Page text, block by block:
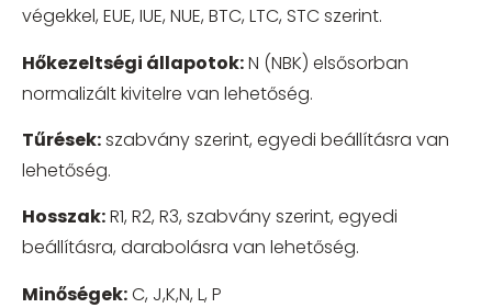
végekkel, EUE, IUE, NUE, BTC, LTC, STC szerint.
Hőkezeltségi állapotok:N (NBK) elsősorban
normalizált kivitelre van lehetőség.
Tűrések:szabvány szerint, egyedi beállításra van
lehetőség.
Hosszak:R1, R2, R3, szabvány szerint, egyedi
beállításra, darabolásra van lehetőség.
Minőségek:C, J,K,N, L, P